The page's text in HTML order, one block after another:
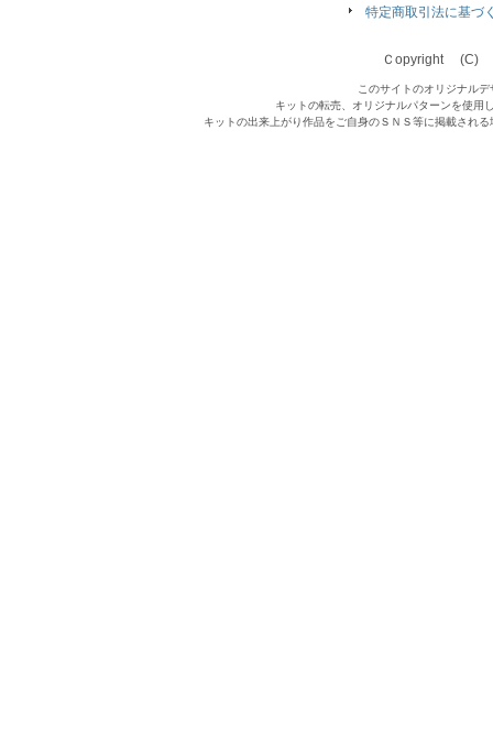
特定商取引法に基づ
Ｃopyright (C)
このサイトのオリジナル
キットの転売、オリジナルパターンを使用
キットの出来上がり作品をご自身のＳＮＳ等に掲載され